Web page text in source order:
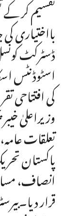
تقسیم کر
بااختیاری
ڈسٹرکٹ
اسٹوڈنٹس
کی
وزیراعلیٰ
تعلقات
پاکستان
انصاف،
قرار